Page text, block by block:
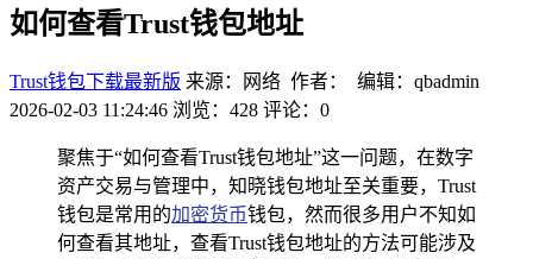
如何查看Trust钱包地址
Trust钱包下载最新版 来源：网络 作者： 编辑：qbadmin
2026-02-03 11:24:46 浏览：428 评论：0
聚焦于“如何查看Trust钱包地址”这一问题，在数字
资产交易与管理中，知晓钱包地址至关重要，Trust
钱包是常用的加密货币钱包，然而很多用户不知如
何查看其地址，查看Trust钱包地址的方法可能涉及